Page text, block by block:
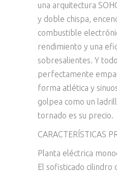
una arquitectura
y doble chispa,
combustible
rendimiento y una
sobresalientes. Y
perfectamente
forma atlética y
golpea como un
tornado es su precio.
CARACTERÍSTICAS
Planta eléctrica
El sofisticado cilindro